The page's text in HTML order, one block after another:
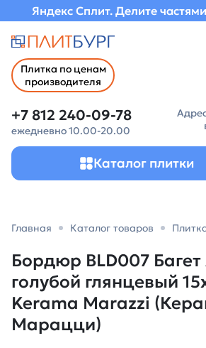
Яндекс Сплит. Делите
Плитка по ценам
производителя
+7 812 240-09-78
ежедневно 10.00-20.00
Каталог плитки
Главная Каталог товаров
Бордюр BLD007
голубой глянцевый
Kerama Marazzi
Марацци)